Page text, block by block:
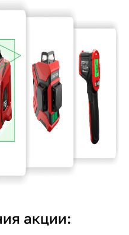
акции: